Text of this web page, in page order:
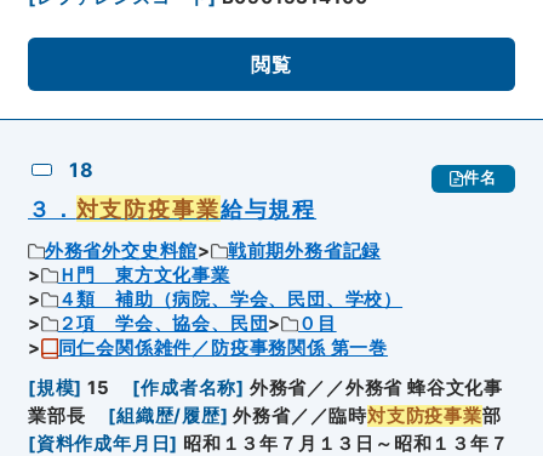
閲覧
18 件名
３． 対支防疫事業給与規程
外務省外交史料館
戦前期外務省記録
Ｈ門 東方文化事業
４類 補助（病院、学会、民団、学校）
２項 学会、協会、民団
０目
同仁会関係雑件／防疫事務関係 第一巻
[規模] 15 [作成者名称] 外務省／／外務省 蜂谷文化事
業部長
[組織歴/履歴] 外務省／／臨時対支防疫事業部
[資料作成年月日] 昭和１３年７月１３日～昭和１３年７